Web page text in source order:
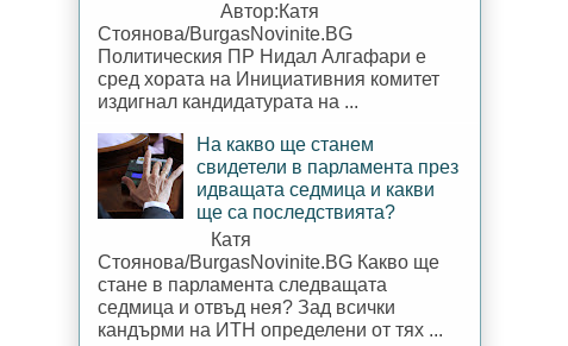
Автор:Катя
Стоянова/BurgasNovinite.BG
Политическия ПР Нидал Алгафари е
сред хората на Инициативния комитет
издигнал кандидатурата на ...
На какво ще станем
свидетели в парламента през
идващата седмица и какви
ще са последствията?
Катя
Стоянова/BurgasNovinite.BG Какво ще
стане в парламента следващата
седмица и отвъд нея? Зад всички
кандърми на ИТН определени от тях ...